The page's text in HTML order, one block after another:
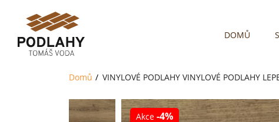
DOMŮ
Domů VINYLOVÉ PODLAHY VINYLOVÉ PODLAHY
Akce -4%